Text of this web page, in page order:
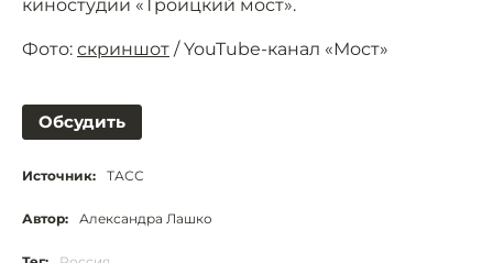
киностудии «Троицкий мост».
Фото: скриншот / YouTube-канал «Мост»
Обсудить
Источник: ТАСС
Автор: Александра Лашко